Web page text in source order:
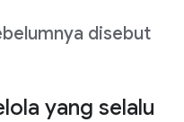
disebut
yang selalu